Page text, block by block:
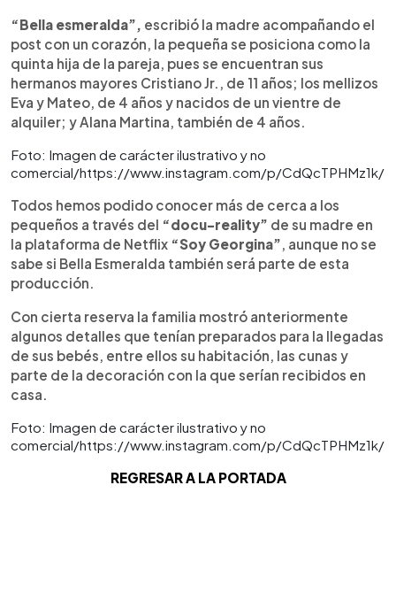
“Bella esmeralda”, escribió la madre acompañando el
post con un corazón, la pequeña se posiciona como la
quinta hija de la pareja, pues se encuentran sus
hermanos mayores Cristiano Jr., de 11 años; los mellizos
Eva y Mateo, de 4 años y nacidos de un vientre de
alquiler; y Alana Martina, también de 4 años.
Foto: Imagen de carácter ilustrativo y no
comercial/https://www.instagram.com/p/CdQcTPHMz1k/
Todos hemos podido conocer más de cerca a los
pequeños a través del “docu-reality” de su madre en
la plataforma de Netflix “Soy Georgina”, aunque no se
sabe si Bella Esmeralda también será parte de esta
producción.
Con cierta reserva la familia mostró anteriormente
algunos detalles que tenían preparados para la llegadas
de sus bebés, entre ellos su habitación, las cunas y
parte de la decoración con la que serían recibidos en
casa.
Foto: Imagen de carácter ilustrativo y no
comercial/https://www.instagram.com/p/CdQcTPHMz1k/
REGRESAR A LA PORTADA